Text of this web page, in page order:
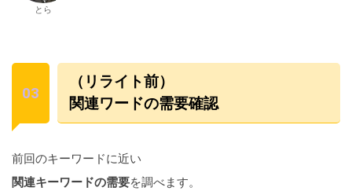
とら
（リライト前）
関連ワードの需要確認
前回のキーワードに近い
関連キーワードの需要を調べます。